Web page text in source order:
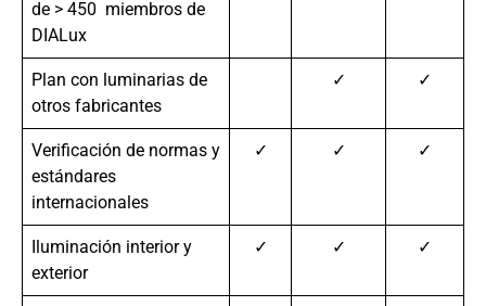
de > 450 miembros de
DIALux
Plan con luminarias de
otros fabricantes
✓ ✓
Verificación de normas y
estándares
internacionales
✓ ✓ ✓
Iluminación interior y
exterior
✓ ✓ ✓